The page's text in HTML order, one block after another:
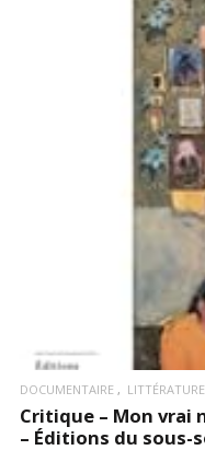
DOCUMENTAIRE
Critique – Mon vrai
– Éditions du sous-